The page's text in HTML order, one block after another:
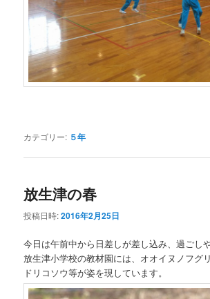
カテゴリー: ５年
放生津の春
投稿日時:2016年2月25日
今日は午前中から日差しが差し込み、過ごし
放生津小学校の教材園には、オオイヌノフグ
ドリコソウ等が姿を現しています。